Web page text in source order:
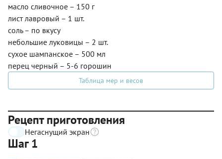
масло сливочное – 150 г
лист лавровый – 1 шт.
соль – по вкусу
небольшие луковицы – 2 шт.
сухое шампанское – 500 мл
перец черный – 5-6 горошин
Таблица мер и весов
Рецепт приготовления
Негаснущий экран
Шаг 1